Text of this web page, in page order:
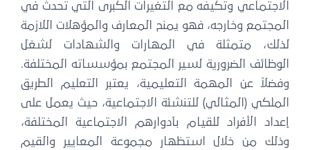
الاجتماعي وتكيفه مع التغيرات الكبرى التي تحدث في
المجتمع وخارجه، فهو يمنح المعارف والمؤهلات اللازمة
لذلك، متمثلة في المهارات والشهادات لشغل
الوظائف الضرورية لسير المجتمع بمؤسساته المختلفة.
وفضلاً عن المهمة التعليمية، يعتبر التعليم الطريق
الملكي (المثالي) للتنشئة الاجتماعية، حيث يعمل على
إعداد الأفراد للقيام بأدوارهم الاجتماعية المختلفة،
وذلك من خلال استظهار مجموعة المعايير والقيم